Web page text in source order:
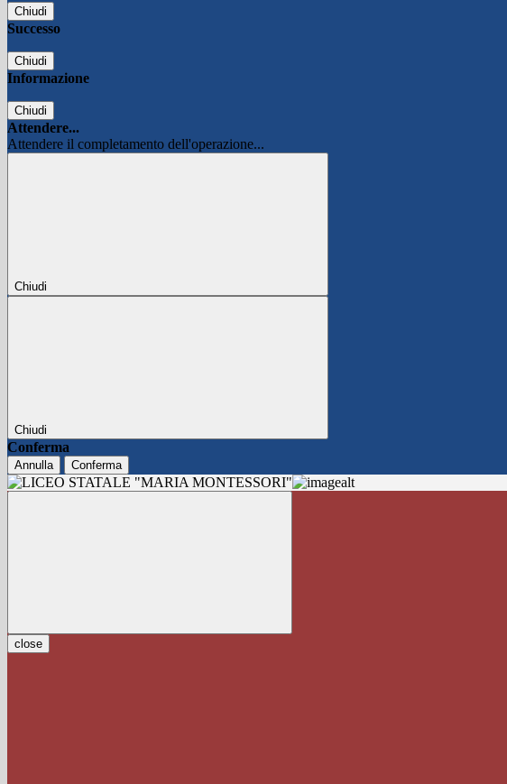
Chiudi
Successo
Chiudi
Informazione
Chiudi
Attendere...
Attendere il completamento dell'operazione...
Chiudi
Chiudi
Conferma
Annulla Conferma
close